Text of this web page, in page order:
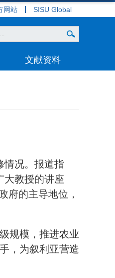
网站 SISU Global
文献资料
情况。报道指
大教授的讲座
府的主导地位，
规模，推进农业
，为叙利亚营造